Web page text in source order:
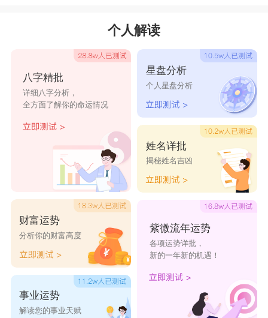
珍爱米粉店 小馋猫米粉
琦琦米粉店 阿拉辣米粉 土家妹米粉
金麦绿色粉 翌晨米粉店 大清米粉店
爱客美米粉
店
奥斯康星粉
店
昧力米粉店
粉店
先胜 太频
旋振 频卓
个人解读
八字精批
详细八字分析，
全方面了解你的命运情况
财富运势
分析你的财富高度
事业运势
解读您的事业天赋
星盘分析
个人星盘分析
姓名详批
揭秘姓名吉凶
紫微流年运势
各项运势详批，
新的一年新的机遇！